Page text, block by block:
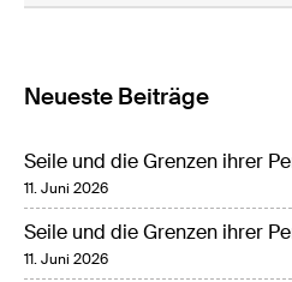
Neueste Beiträge
Seile und die Grenzen ihrer
11. Juni 2026
Seile und die Grenzen ihrer
11. Juni 2026